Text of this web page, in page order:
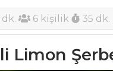
6 kişilik 35 dk.
Limon